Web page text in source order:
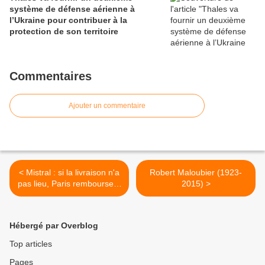
système de défense aérienne à
l’Ukraine pour contribuer à la
protection de son territoire
Commentaires
Ajouter un commentaire
< Mistral : si la livraison n'a
pas lieu, Paris remboursera
la Russie, promet Hollande
Robert Maloubier (1923-
2015) >
Hébergé par Overblog
Top articles
Pages